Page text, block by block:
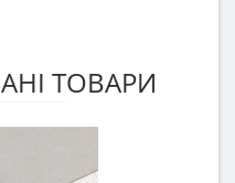
ТОВАРИ